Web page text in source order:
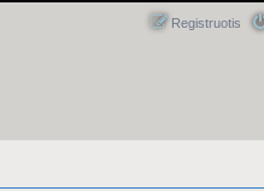
Registruotis